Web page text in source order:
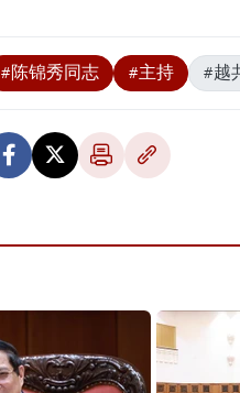
#陈锦秀同志 #主持 #越